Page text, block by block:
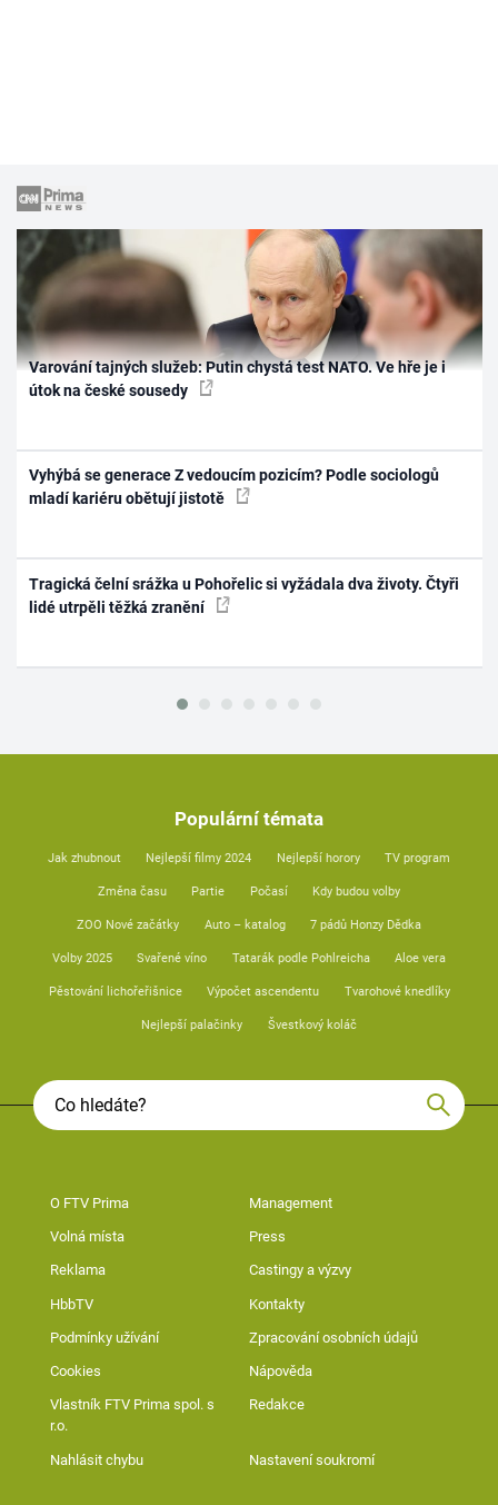
Varování tajných služeb: Putin chystá test NATO. Ve hře je i
útok na české sousedy
Vyhýbá se generace Z vedoucím pozicím? Podle sociologů
mladí kariéru obětují jistotě
Tragická čelní srážka u Pohořelic si vyžádala dva životy. Čtyři
lidé utrpěli těžká zranění
Populární témata
Jak zhubnout Nejlepší filmy 2024 Nejlepší horory TV program
Změna času Partie Počasí Kdy budou volby
ZOO Nové začátky Auto – katalog 7 pádů Honzy Dědka
Volby 2025 Svařené víno Tatarák podle Pohlreicha Aloe vera
Pěstování lichořeřišnice Výpočet ascendentu Tvarohové knedlíky
Nejlepší palačinky Švestkový koláč
O FTV Prima Management
Volná místa Press
Reklama Castingy a výzvy
HbbTV Kontakty
Podmínky užívání Zpracování osobních údajů
Cookies Nápověda
Vlastník FTV Prima spol. s
r.o.
Redakce
Nahlásit chybu Nastavení soukromí